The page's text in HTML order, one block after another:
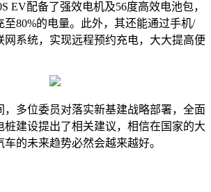
EV配备了强效电机及56度高效电池包，
至80%的电量。此外，其还能通过手机/
网系统，实现远程预约充电，大大提高便
多位委员对落实新基建战略部署，全面
桩建设提出了相关建议，相信在国家的大
的未来趋势必然会越来越好。